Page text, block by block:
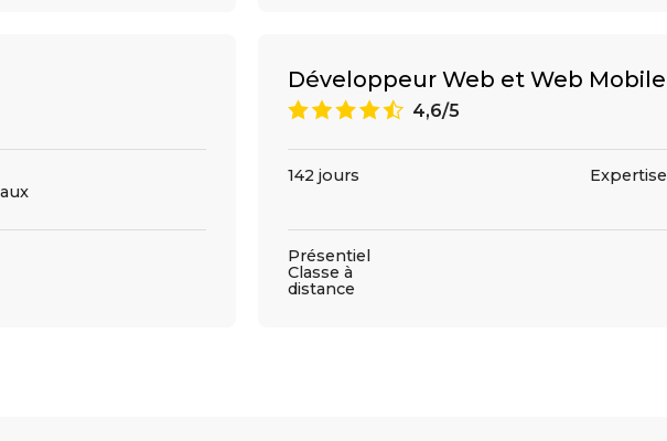
Développeur Web et Web Mobile
9 4,6/5
142 jours Expertise
Présentiel
Classe à
distance